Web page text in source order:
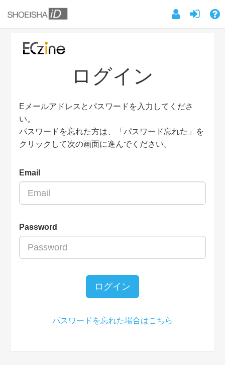
ログイン
Eメールアドレスとパスワードを入力してくださ
い。
パスワードを忘れた方は、「パスワード忘れた」を
クリックして次の画面に進んでください。
Email
Password
ログイン
パスワードを忘れた場合はこちら